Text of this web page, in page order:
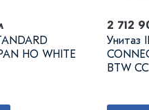
HO WHITE
2 712
Унитаз
BTW